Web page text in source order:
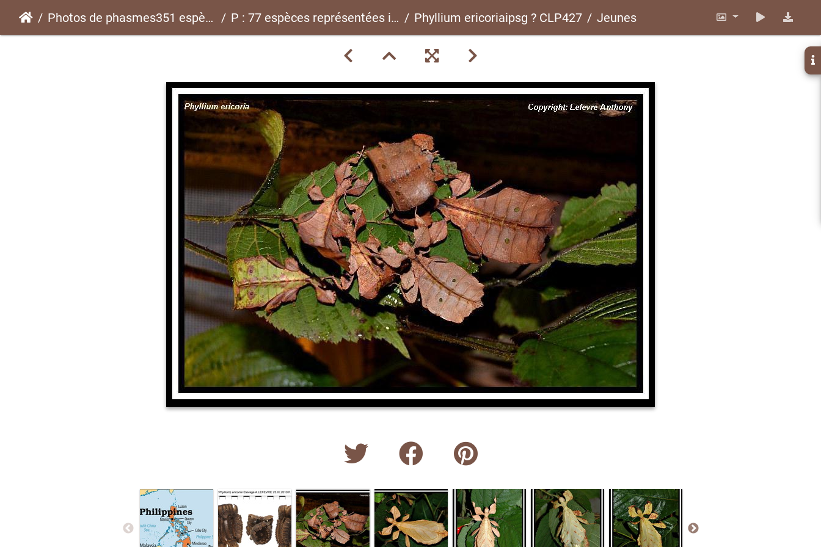
Photos de phasmes351 espèces P : 77 espèces représentées ici Phyllium ericoriaipsg ? CLP427 Jeunes